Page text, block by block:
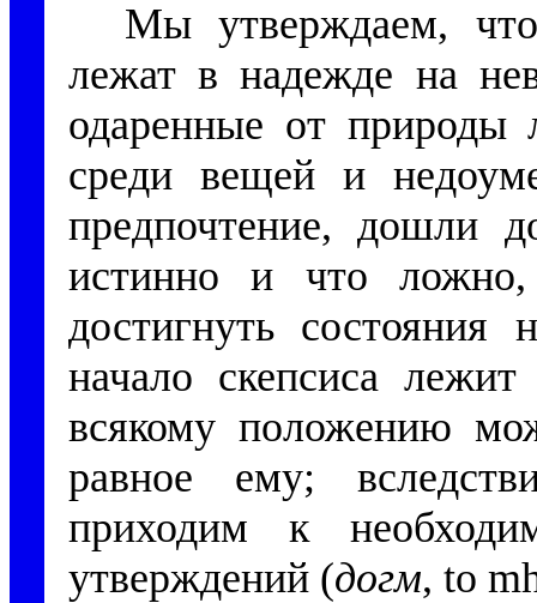
Мы утверждаем,
лежат в надежде на
одаренные от природы
среди вещей и
предпочтение, дошли
истинно и что ложно,
достигнуть состояния
начало скепсиса
всякому положению
равное ему;
приходим к
утверждений (догм, to